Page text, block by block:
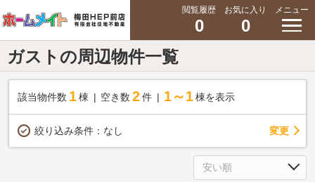
閲覧履歴
0
お気に入り
0
メニュー
ガストの周辺物件一覧
該当物件数 1棟 空き数 2 件 1～1 棟を表示
絞り込み条件： なし 変更